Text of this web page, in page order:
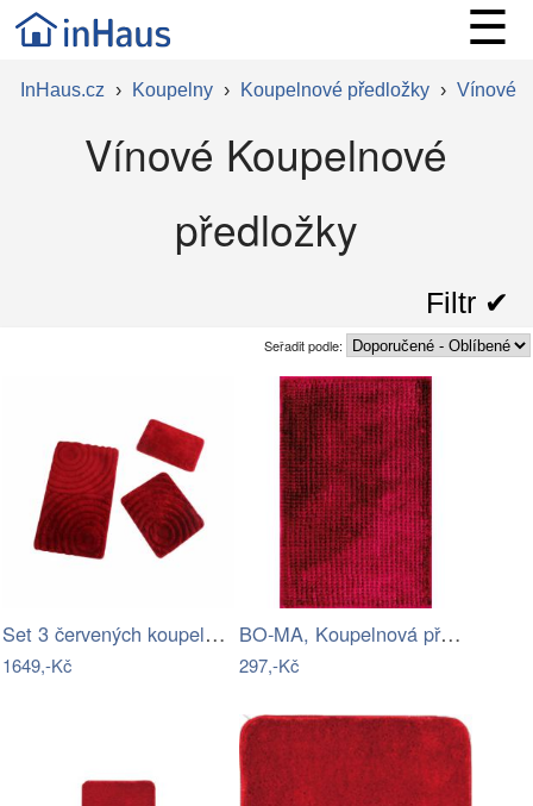
☰
InHaus.cz › Koupelny › Koupelnové předložky › Vínové
Vínové Koupelnové
předložky
Filtr ✔︎
Seřadit podle:
Set 3 červených koupelnových předložek…
1649,-Kč
BO-MA, Koupelnová předložka Ella micro…
297,-Kč